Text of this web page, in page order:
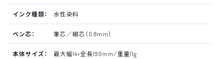
インク種類： 水性染料
ペン芯： 筆芯／細芯（0.8mm)
本体サイズ： 最大幅14×全長190mm/重量11g